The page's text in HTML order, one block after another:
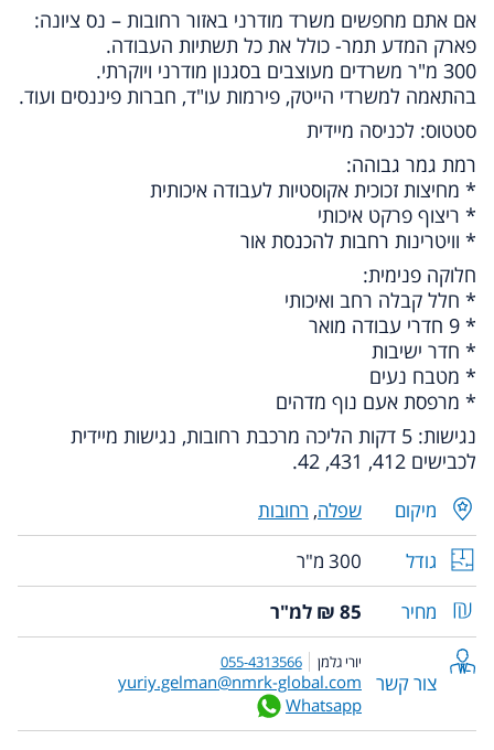
אם אתם מחפשים משרד מודרני באזור רחובות – נס ציונה:
פארק המדע תמר- כולל את כל תשתיות העבודה.
300 מ"ר משרדים מעוצבים בסגנון מודרני ויוקרתי.
בהתאמה למשרדי הייטק, פירמות עו"ד, חברות פיננסים ועוד.
סטטוס: לכניסה מיידית
רמת גמר גבוהה:
* מחיצות זכוכית אקוסטיות לעבודה איכותית
* ריצוף פרקט איכותי
* וויטרינות רחבות להכנסת אור
חלוקה פנימית:
* חלל קבלה רחב ואיכותי
* 9 חדרי עבודה מואר
* חדר ישיבות
* מטבח נעים
* מרפסת אעם נוף מדהים
נגישות: 5 דקות הליכה מרכבת רחובות, נגישות מיידית
לכבישים 412, 431, 42.
מיקום שפלה, רחובות
גודל
300 מ"ר
מחיר
85 ₪ למ"ר
צור קשר
יורי גלמן 055-4313566
yuriy.gelman@nmrk-global.com
Whatsapp